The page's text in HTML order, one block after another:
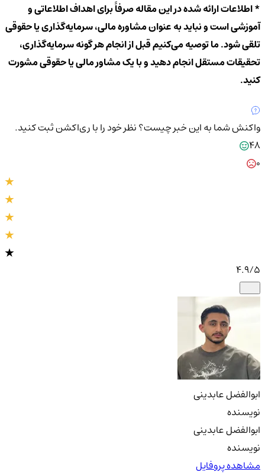
* اطلاعات ارائه شده در این مقاله صرفاً برای اهداف اطلاعاتی و
آموزشی است و نباید به عنوان مشاوره مالی، سرمایه‌گذاری یا حقوقی
تلقی شود. ما توصیه می‌کنیم قبل از انجام هر گونه سرمایه‌گذاری،
تحقیقات مستقل انجام دهید و با یک مشاور مالی یا حقوقی مشورت
کنید.
واکنش شما به این خبر چیست؟نظر خود را با ری‌اکشن ثبت کنید.
48
4.9/5
ابوالفضل عابدینی
نویسنده
ابوالفضل عابدینی
نویسنده
مشاهده پروفایل